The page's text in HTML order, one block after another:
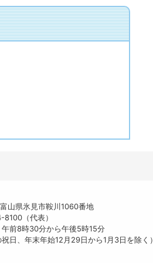
県氷見市鞍川1060番地
（代表）
前8時30分から午後5時15分
祝日、年末年始12月29日から1月3日を除く）